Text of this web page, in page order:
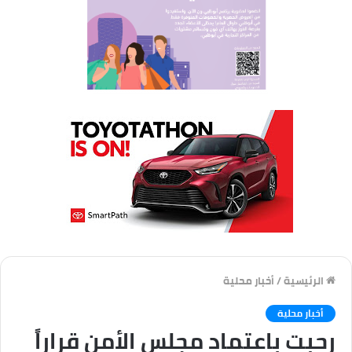
الرئيسية/أخبار محلية
أخبار محلية
رحبت باعتماد مجلس الأمن قراراً